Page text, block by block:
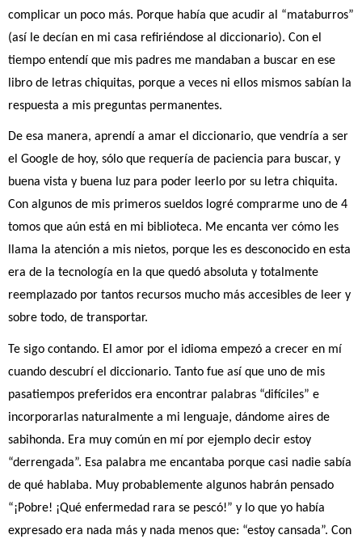
complicar un poco más. Porque había que acudir al “mataburros”
(así le decían en mi casa refiriéndose al diccionario). Con el
tiempo entendí que mis padres me mandaban a buscar en ese
libro de letras chiquitas, porque a veces ni ellos mismos sabían la
respuesta a mis preguntas permanentes.
De esa manera, aprendí a amar el diccionario, que vendría a ser
el Google de hoy, sólo que requería de paciencia para buscar, y
buena vista y buena luz para poder leerlo por su letra chiquita.
Con algunos de mis primeros sueldos logré comprarme uno de 4
tomos que aún está en mi biblioteca. Me encanta ver cómo les
llama la atención a mis nietos, porque les es desconocido en esta
era de la tecnología en la que quedó absoluta y totalmente
reemplazado por tantos recursos mucho más accesibles de leer y
sobre todo, de transportar.
Te sigo contando. El amor por el idioma empezó a crecer en mí
cuando descubrí el diccionario. Tanto fue así que uno de mis
pasatiempos preferidos era encontrar palabras “difíciles” e
incorporarlas naturalmente a mi lenguaje, dándome aires de
sabihonda. Era muy común en mí por ejemplo decir estoy
“derrengada”. Esa palabra me encantaba porque casi nadie sabía
de qué hablaba. Muy probablemente algunos habrán pensado
“¡Pobre! ¡Qué enfermedad rara se pescó!” y lo que yo había
expresado era nada más y nada menos que: “estoy cansada”. Con